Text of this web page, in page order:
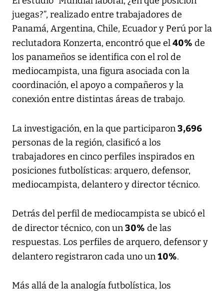
juegas?”, realizado entre trabajadores de
Panamá, Argentina, Chile, Ecuador y Perú por la
reclutadora Konzerta, encontró que el40% de
los panameños se identifica con el rol de
mediocampista, una figura asociada con la
coordinación, el apoyo a compañeros y la
conexión entre distintas áreas de trabajo.
La investigación, en la que participaron3,696
personas de la región, clasificó a los
trabajadores en cinco perfiles inspirados en
posiciones futbolísticas: arquero, defensor,
mediocampista, delantero y director técnico.
Detrás del perfil de mediocampista se ubicó el
de director técnico, con un30% de las
respuestas. Los perfiles de arquero, defensor y
delantero registraron cada uno un10%.
Más allá de la analogía futbolística, los